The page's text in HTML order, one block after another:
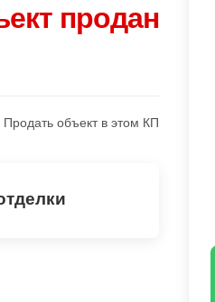
продан
Продать объект в этом КП